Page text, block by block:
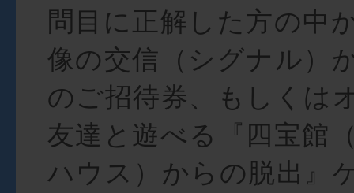
問目に正解した方の中
像の交信（シグナル）
のご招待券、もしくは
友達と遊べる『四宝館
ハウス）からの脱出』